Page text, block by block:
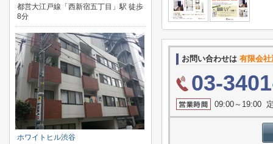
お問い合わせは 有限会社
03-
09:00～19:00
都営大江戸線「西新宿五丁目」駅 徒歩
8分
ホワイトヒル渋谷